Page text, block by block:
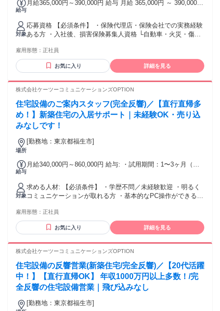
給与
月給365,000円～390,000円 給与 月給 365,000円 ～ 390,000円
対象
応募資格 【必須条件】 ・保険代理店・保険会社での実務経験
ある方 ・入社後、損害保険募集人資格 └自動車・火災・傷
コースを取得いただける方 ・普通自動車免許をお持ちの方
（AT限定可） ・基本的なPC操作ができる方 学歴不問
雇用形態： 正社員
お気に入り 詳細を見る
株式会社ケーツーコミュニケーションズOPTION
住宅設備のご案内スタッフ(完全反響)／【直行直帰多
め！】新築住宅の入居サポート｜未経験OK・売り込
みなしです！
場所
[勤務地：東京都福生市]
給与
月給340,000円～860,000円 給与: ・試用期間：1〜3ヶ月（雇
修中も能力に応じて随時昇給あり ・20代後半〜30代前後の先
輩スタッフが研修を担当 ・質問や相談はいつでも歓迎！サポ
ート体制万全です 【試用期間中の給与】 ・月給24万円〜29万
円 【一律手当】 ・通勤手当・皆勤手当・家族手当：なし ・
月給34万円＋インセンティブ17万円 【年収840万円以上/入社
3年目/30歳】 月給40万円＋インセンティブ30万円 【年収1000
万円以上/入社5年目/31歳】 月給44万円＋インセンティブ42万
円 ＼目標とする収入がある方も大歓迎／ ノルマは設けていま
せんが 成約はインセンティブで随時還元！ 「いくら稼ぎた
い」という具体的な 目標がある方はぜひご相談ください。 年
収1000万円以上も目指せます！
対象
求める人材: 【必須条件】 ・学歴不問／未経験歓迎 ・明るく
コミュニケーションが取れる方 ・基本的なPC操作ができる方
スなど人と関わる仕事 ・営業経験（業界不問） ・住宅・新
築・設備など“家”に関わる仕事の経験 ・住宅購入の流れに触
れた経験がある方 ※不動産業界の経験があると、仕事内容へ
元の不動産営業とも円滑にやり取りできる方 ・明るく丁寧な
・必要な場面でスピード感を持って対応できる方 【こんな方
に向いています】 ・無理な営業ではなく“反響型”で働きたい
方 ・人との信頼関係を大切にできる方 ・新築の設備提案な
ど“家に関わる仕事”に興味がある方
雇用形態： 正社員
お気に入り 詳細を見る
株式会社ケーツーコミュニケーションズOPTION
住宅設備の反響営業(新築住宅/完全反響)／【20代活躍
中！】【直行直帰OK】 年収1000万円以上多数！/完
全反響の住宅設備営業｜飛び込みなし
[勤務地：東京都福生市]